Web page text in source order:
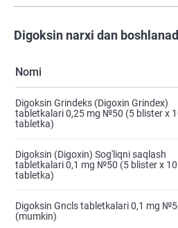
Digoksin narxi dan
Nomi
Digoksin Grindeks (Digoxin Grindex)
tabletkalari 0,25 mg №50 (5 blister х
tabletka)
Digoksin (Digoxin) Sog'liqni saqlash
tabletkalari 0,1 mg №50 (5 blister х 10
tabletka)
Digoksin Gncls tabletkalari 0,1 mg
(mumkin)